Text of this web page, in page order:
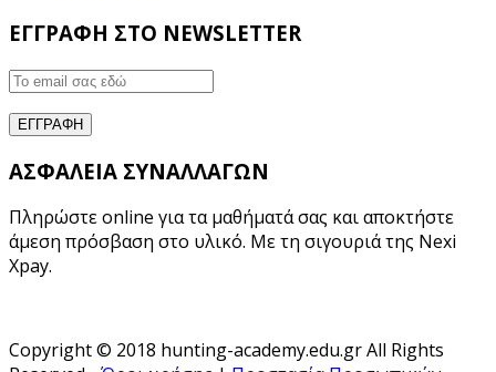
ΕΓΓΡΑΦΗ ΣΤΟ NEWSLETTER
ΑΣΦΑΛΕΙΑ ΣΥΝΑΛΛΑΓΩΝ
Πληρώστε online για τα μαθήματά σας και αποκτήστε
άμεση πρόσβαση στο υλικό. Με τη σιγουριά της Nexi
Xpay.
Copyright © 2018 hunting-academy.edu.gr All Rights